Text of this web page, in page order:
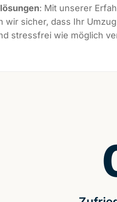
: Mit unserer
sicher, dass Ihr
stressfrei wie möglich